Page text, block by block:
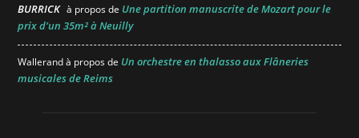
BURRICK à propos de Une partition manuscrite de Mozart pour le
prix d’un 35m² à Neuilly
Wallerandà propos de Un orchestre en thalasso aux Flâneries
musicales de Reims